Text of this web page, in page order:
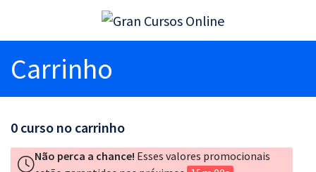
Carrinho
0 curso no carrinho
Não perca a chance! Esses valores promocionais